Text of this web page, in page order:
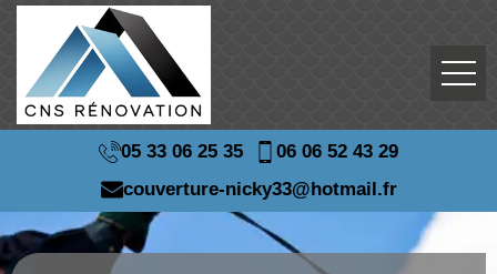
05 33 06 25 35
06 06 52 43 29
couverture-nicky33@hotmail.fr